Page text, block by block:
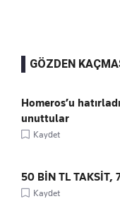
GÖZDEN
Homeros’u
unuttular
Kaydet
50 BİN TL TAKSİT,
Kaydet